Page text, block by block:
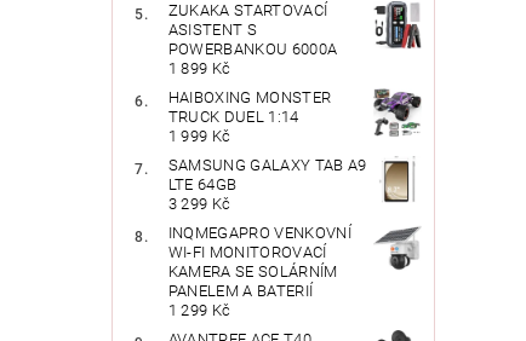
ZUKAKA STARTOVACÍ
ASISTENT S
POWERBANKOU 6000A
1 899 Kč
HAIBOXING MONSTER
TRUCK DUEL 1:14
1 999 Kč
SAMSUNG GALAXY TAB A9
LTE 64GB
3 299 Kč
INQMEGAPRO VENKOVNÍ
WI-FI MONITOROVACÍ
KAMERA SE SOLÁRNÍM
PANELEM A BATERIÍ
1 299 Kč